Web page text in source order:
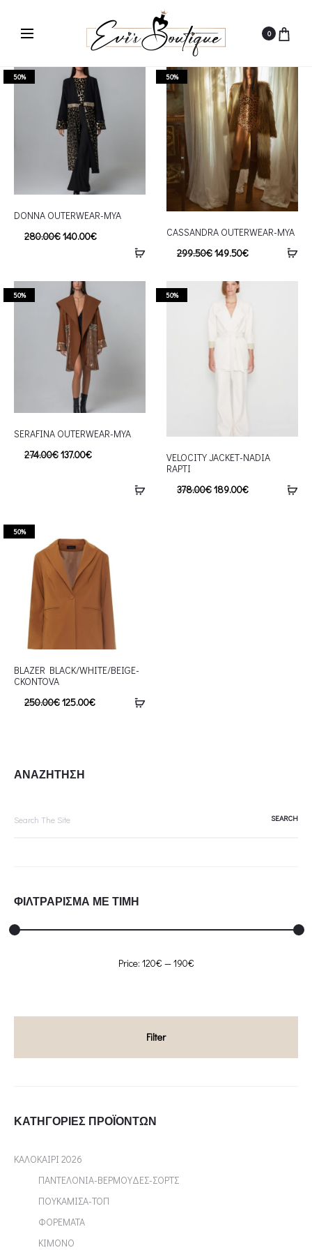
0
50%
DONNA OUTERWEAR-MYA
280.00€140.00€
50%
CASSANDRA OUTERWEAR-MYA
299.50€149.50€
50%
SERAFINA OUTERWEAR-MYA
274.00€137.00€
50%
VELOCITY JACKET-NADIA
RAPTI
378.00€189.00€
50%
BLAZER BLACK/WHITE/BEIGE-
CKONTOVA
250.00€125.00€
ΑΝΑΖΗΤΗΣΗ
ΦΙΛΤΡΑΡΙΣΜΑ ΜΕ ΤΙΜΗ
Min
Max
Filter
Price: 120€ —190€
ΚΑΤΗΓΟΡΊΕΣ ΠΡΟΪΌΝΤΩΝ
ΚΑΛΟΚΑΙΡΙ 2026
ΠΑΝΤΕΛΟΝΙΑ-ΒΕΡΜΟΥΔΕΣ-ΣΟΡΤΣ
ΠΟΥΚΑΜΙΣΑ-ΤΟΠ
ΦΟΡΕΜΑΤΑ
ΚΙΜΟΝΟ